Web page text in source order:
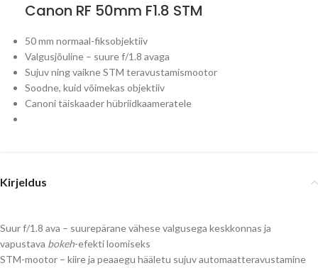
Canon RF 50mm F1.8 STM
50 mm normaal-fiksobjektiiv
Valgusjõuline – suure f/1.8 avaga
Sujuv ning vaikne STM teravustamismootor
Soodne, kuid võimekas objektiiv
Canoni täiskaader hübriidkaameratele
Kirjeldus
Suur f/1.8 ava – suurepärane vähese valgusega keskkonnas ja
vapustava bokeh-efekti loomiseks
STM-mootor – kiire ja peaaegu hääletu sujuv automaatteravustamine